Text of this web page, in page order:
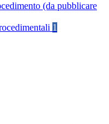
(da pubblicare
1